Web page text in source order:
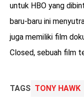
untuk HBO yang
baru-baru ini
juga memiliki film
Closed, sebuah film
TAGS TONY HAWK